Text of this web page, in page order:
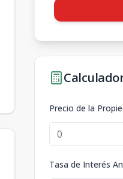
Precio de la
Tasa de Interés